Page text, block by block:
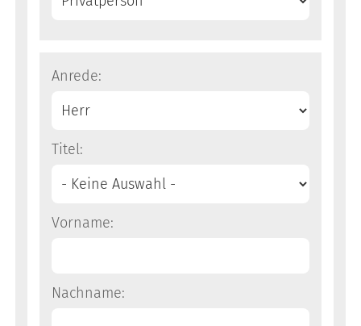
Anrede:
Titel:
Vorname:
Nachname: